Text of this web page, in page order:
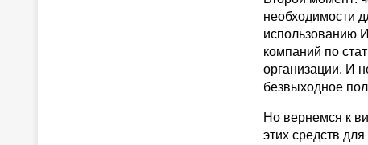
необходимости
использованию
компаний по
организации. И
безвыходное
Но вернемся к
этих средств